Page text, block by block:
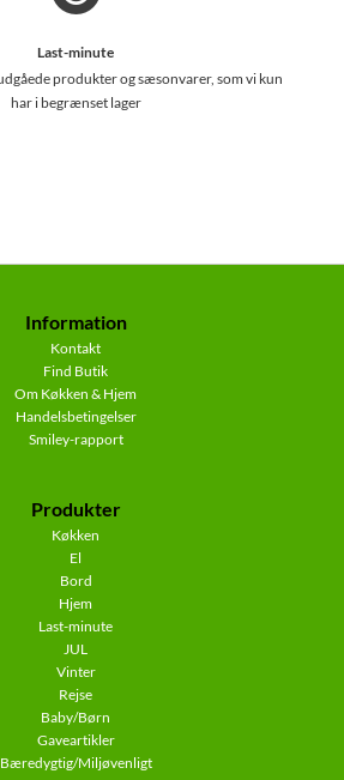
Last-minute
produkter og sæsonvarer, som vi kun
har i begrænset lager
Information
Kontakt
Find Butik
Om Køkken & Hjem
Handelsbetingelser
Smiley-rapport
Produkter
Køkken
El
Bord
Hjem
Last-minute
JUL
Vinter
Rejse
Baby/Børn
Gaveartikler
Bæredygtig/Miljøvenligt